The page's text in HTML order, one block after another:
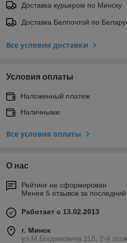
Доставка курьером по Минску
Доставка Белпочтой по
Все условия доставки
Условия оплаты
Наложенный платеж
Наличными
Все условия оплаты
О нас
Рейтинг не сформирован
Менее 5 отзывов за последний
Работает с 13.02.2013
г. Минск
ул.М.Богдановича 118, 2-й